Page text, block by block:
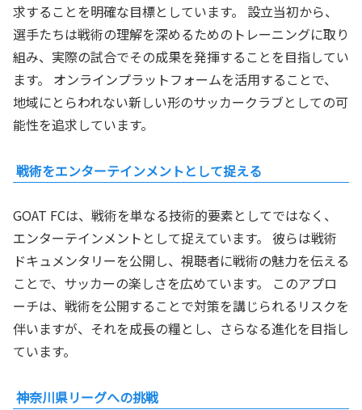
求することを明確な目標としています。 設立当初から、
選手たちは戦術の理解を深めるためのトレーニングに取り
組み、実際の試合でその成果を発揮することを目指してい
ます。 オンラインプラットフォームを活用することで、
地域にとらわれない新しい形のサッカークラブとしての可
能性を追求しています。
戦術をエンターテインメントとして捉える
GOAT FCは、戦術を単なる技術的要素としてではなく、
エンターテインメントとして捉えています。 彼らは戦術
ドキュメンタリーを公開し、視聴者に戦術の魅力を伝える
ことで、サッカーの楽しさを広めています。 このアプロ
ーチは、戦術を公開することで対策を講じられるリスクを
伴いますが、それを成長の糧とし、さらなる進化を目指し
ています。
神奈川県リーグへの挑戦